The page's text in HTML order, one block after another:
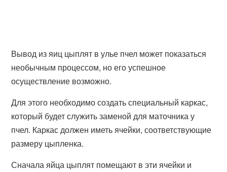
Вывод из яиц цыплят в улье пчел может показаться
необычным процессом, но его успешное
осуществление возможно.
Для этого необходимо создать специальный каркас,
который будет служить заменой для маточника у
пчел. Каркас должен иметь ячейки, соответствующие
размеру цыпленка.
Сначала яйца цыплят помещают в эти ячейки и